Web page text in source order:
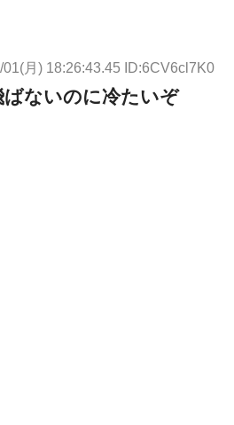
01(月) 18:26:43.45 ID:6CV6cl7K0
ないのに冷たいぞ